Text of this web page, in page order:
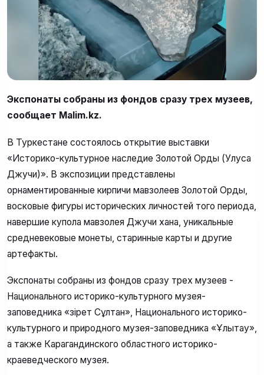
Экспонаты собраны из фондов сразу трех музеев,
сообщает Malim.kz.
В Туркестане состоялось открытие выставки
«Историко-культурное наследие Золотой Орды (Улуса
Джучи)». В экспозиции представлены
орнаментированные кирпичи мавзолеев Золотой Орды,
восковые фигуры исторических личностей того периода,
навершие купола мавзолея Джучи хана, уникальные
средневековые монеты, старинные карты и другие
артефакты.
Экспонаты собраны из фондов сразу трех музеев -
Национального историко-культурного музея-
заповедника «Әзірет Сұлтан», Национального историко-
культурного и природного музея-заповедника «Ұлытау»,
а также Карагандинского областного историко-
краеведческого музея.